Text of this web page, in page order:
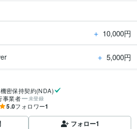
＋ 10,000円
＋ 5,000円
機密保持契約(NDA)
事業者
未登録
5.0フォロワー1
フォロー1